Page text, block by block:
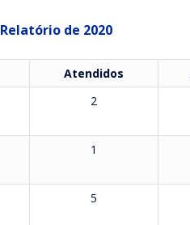
Relatório de 2020
Atendidos
2
1
5